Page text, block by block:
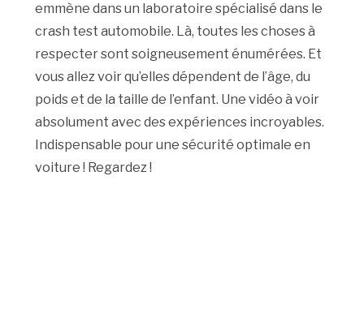
emmène dans un laboratoire spécialisé dans le
crash test automobile. Là, toutes les choses à
respecter sont soigneusement énumérées. Et
vous allez voir qu’elles dépendent de l’âge, du
poids et de la taille de l’enfant. Une vidéo à voir
absolument avec des expériences incroyables.
Indispensable pour une sécurité optimale en
voiture ! Regardez !